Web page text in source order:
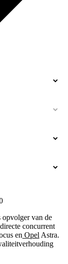
van de
concurrent
en Opel Astra.